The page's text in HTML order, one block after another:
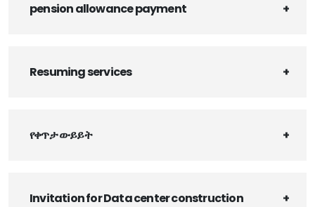
pension allowance payment
Resuming services
የቀጥታ ውይይት
Invitation for Data center construction